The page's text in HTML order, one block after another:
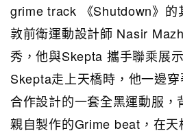
grime track 《Shutdown》的
敦前衛運動設計師 Nasir
秀，他與Skepta 攜手聯乘展
Skepta走上天橋時，他一邊
合作設計的一套全黑運動服，
親自製作的Grime beat，在天